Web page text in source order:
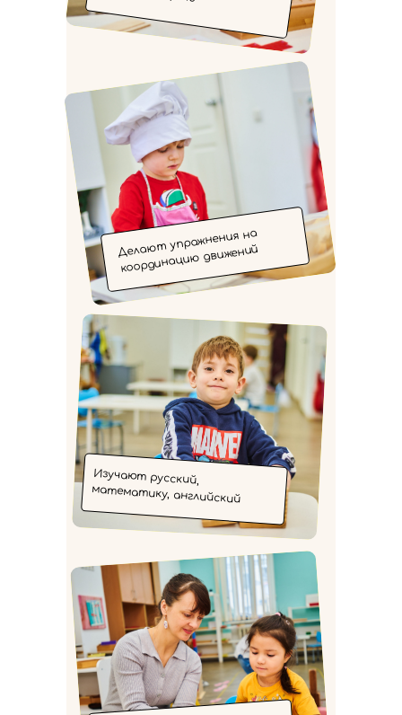
Изучают русский,
математику, английский
Делают упражнения на
координацию движений